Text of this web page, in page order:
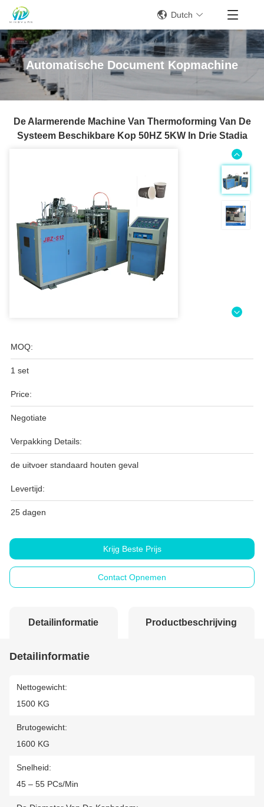
Dutch
Automatische Document Kopmachine
De Alarmerende Machine Van Thermoforming Van De
Systeem Beschikbare Kop 50HZ 5KW In Drie Stadia
MOQ:
1 set
Price:
Negotiate
Verpakking Details:
de uitvoer standaard houten geval
Levertijd:
25 dagen
Krijg Beste Prijs
Contact Opnemen
Detailinformatie Productbeschrijving
Detailinformatie
Nettogewicht:
1500 KG
Brutogewicht:
1600 KG
Snelheid:
45 – 55 PCs/min